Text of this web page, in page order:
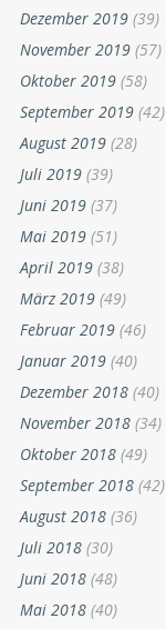
Dezember 2019 (39)
November 2019 (57)
Oktober 2019 (58)
September 2019 (42)
August 2019 (28)
Juli 2019 (39)
Juni 2019 (37)
Mai 2019 (51)
April 2019 (38)
März 2019 (49)
Februar 2019 (46)
Januar 2019 (40)
Dezember 2018 (40)
November 2018 (34)
Oktober 2018 (49)
September 2018 (42)
August 2018 (36)
Juli 2018 (30)
Juni 2018 (48)
Mai 2018 (40)